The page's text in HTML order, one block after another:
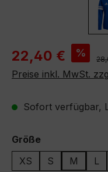
Verkaufspreis:
22,40 € %
Preise inkl. MwSt.
Sofort verfügbar,
Größeauswählen
XS
S M L